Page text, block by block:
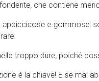
che contiene
e gommose:
troppo dure, poiché
è la chiave! E se mai